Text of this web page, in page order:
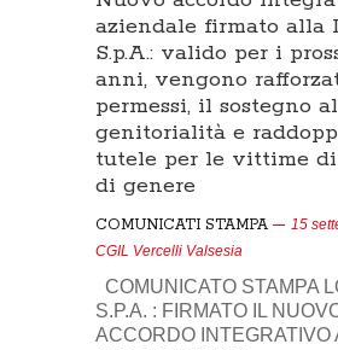
aziendale firmato alla
S.p.A.: valido per i
anni, vengono
permessi, il sostegno
genitorialità e
tutele per le vittime
di genere
COMUNICATI STAMPA 15
CGIL Vercelli Valsesia
COMUNICATO STAMPA
S.P.A. : FIRMATO IL
ACCORDO INTEGRATIVO